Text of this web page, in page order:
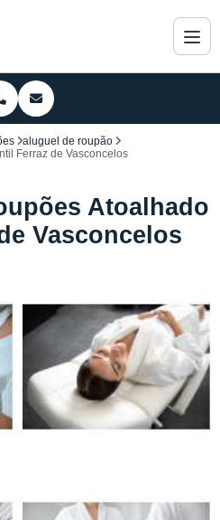
aluguel de roupão
Ferraz de Vasconcelos
Atoalhado
Vasconcelos